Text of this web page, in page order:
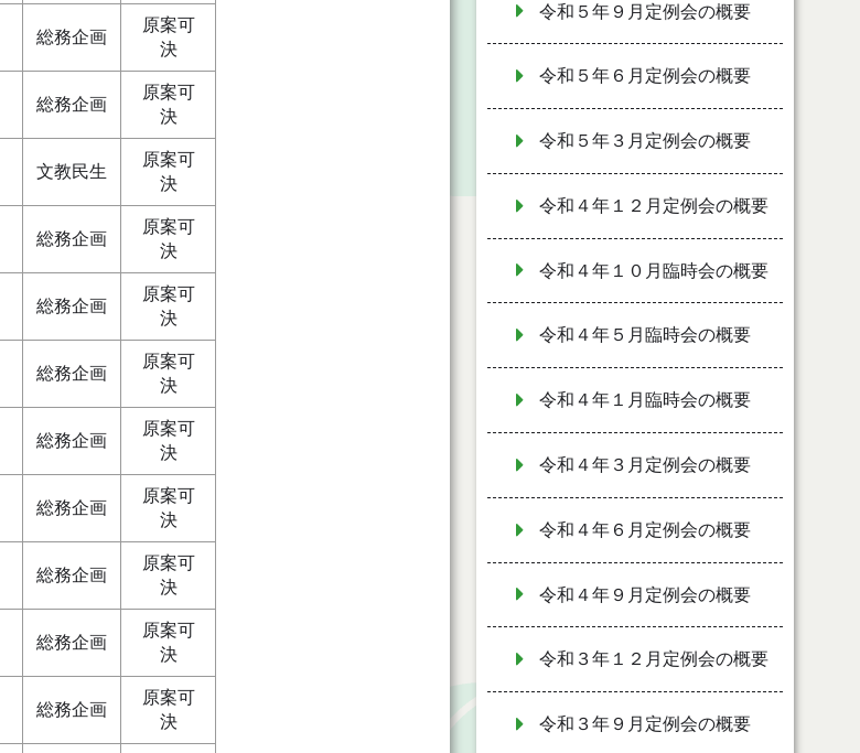
総務企画
原案可
決
総務企画
原案可
決
文教民生
原案可
決
総務企画
原案可
決
総務企画
原案可
決
総務企画
原案可
決
総務企画
原案可
決
総務企画
原案可
決
総務企画
原案可
決
総務企画
原案可
決
総務企画
原案可
決
令和５年９月定例会の概要
令和５年６月定例会の概要
令和５年３月定例会の概要
令和４年１２月定例会の概要
令和４年１０月臨時会の概要
令和４年５月臨時会の概要
令和４年１月臨時会の概要
令和４年３月定例会の概要
令和４年６月定例会の概要
令和４年９月定例会の概要
令和３年１２月定例会の概要
令和３年９月定例会の概要